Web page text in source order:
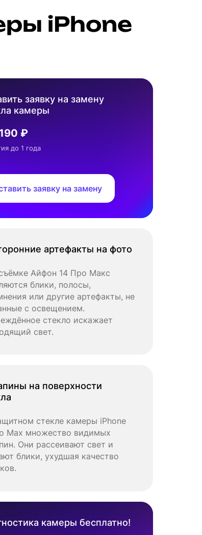
iPhone
заявку на замену
камеры
₽
до 1 года
заявку на замену
артефакты на фото
Айфон 14 Про Макс
блики, полосы,
или другие артефакты, не
с освещением.
стекло искажает
свет.
на поверхности
стекле камеры iPhone
Max множество видимых
Они рассеивают свет и
блики, ухудшая качество
камеры бесплатно!